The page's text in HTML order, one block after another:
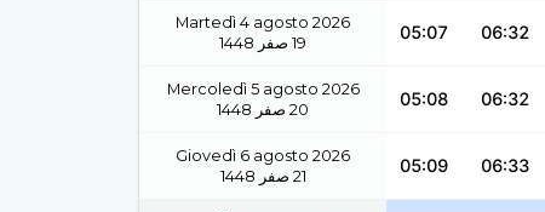
Martedì 4 agosto 2026
1448 صفر 19
05:07 06:32
Mercoledì 5 agosto 2026
1448 صفر 20
05:08 06:32
Giovedì 6 agosto 2026
1448 صفر 21
05:09 06:33